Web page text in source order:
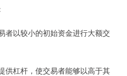
者以较小的初始资金进行大额交
供杠杆，使交易者能够以高于其